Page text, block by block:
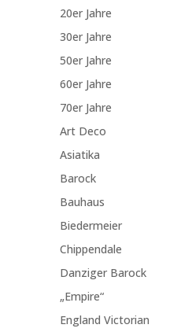
20er Jahre
30er Jahre
50er Jahre
60er Jahre
70er Jahre
Art Deco
Asiatika
Barock
Bauhaus
Biedermeier
Chippendale
Danziger Barock
„Empire“
England Victorian